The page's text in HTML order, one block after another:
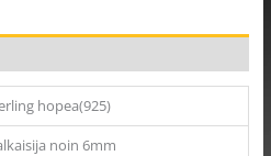
hopea(925)
noin 6mm